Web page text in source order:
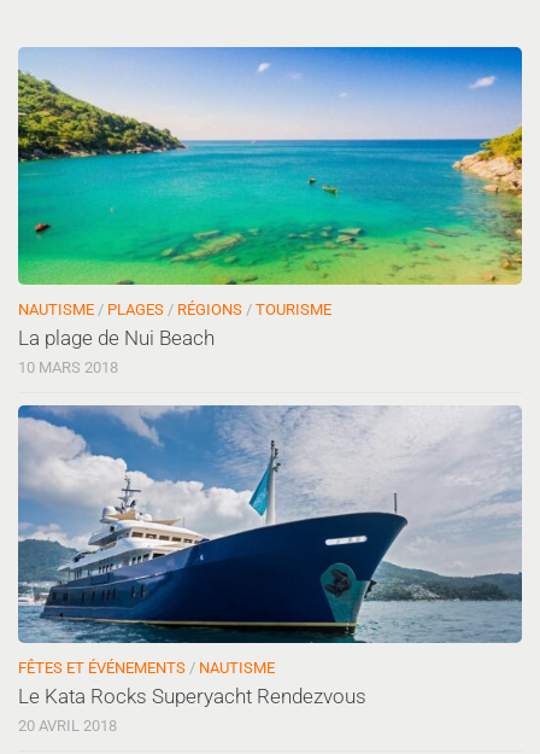
NAUTISME / PLAGES / RÉGIONS / TOURISME
La plage de Nui Beach
10 MARS 2018
FÊTES ET ÉVÉNEMENTS / NAUTISME
Le Kata Rocks Superyacht Rendezvous
20 AVRIL 2018